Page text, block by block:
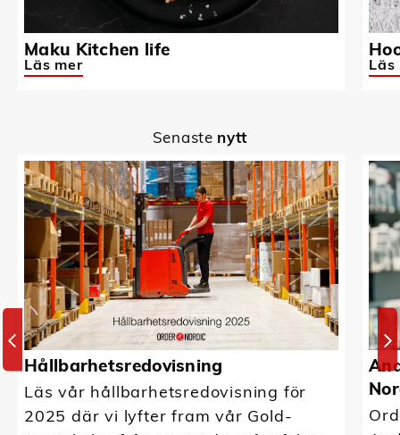
Maku Kitchen life
Läs mer Läs
Senaste nytt
Hållbarhetsredovisning
Läs vår hållbarhetsredovisning för
2025 där vi lyfter fram vår Gold-